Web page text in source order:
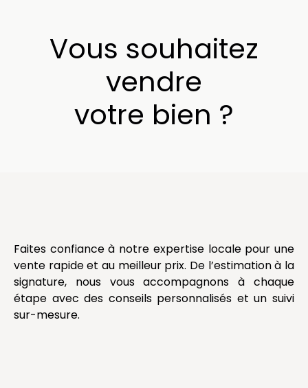
Vous souhaitez
vendre
votre bien ?
Faites confiance à notre expertise locale pour une
vente rapide et au meilleur prix. De l’estimation à la
signature, nous vous accompagnons à chaque
étape avec des conseils personnalisés et un suivi
sur-mesure.